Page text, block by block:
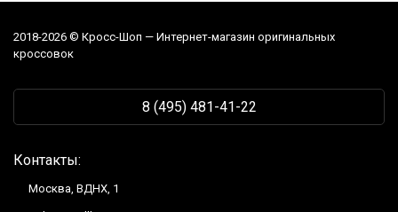
2018-2026 © Кросс-Шоп — Интернет-магазин оригинальных
кроссовок
8 (495) 481-41-22
Контакты:
Москва, ВДНХ, 1